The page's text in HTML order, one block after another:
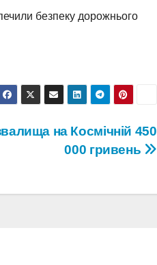
безпеку дорожнього
на Космічній 450
000 гривень